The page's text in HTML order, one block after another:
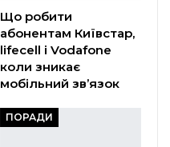
Що робити
абонентам Київстар,
lifecell і Vodafone
коли зникає
мобільний зв’язок
ПОРАДИ